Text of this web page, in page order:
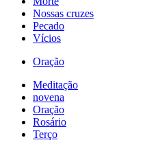
Nossas cruzes
Pecado
Vícios
Oração
Meditação
novena
Oração
Rosário
Terço